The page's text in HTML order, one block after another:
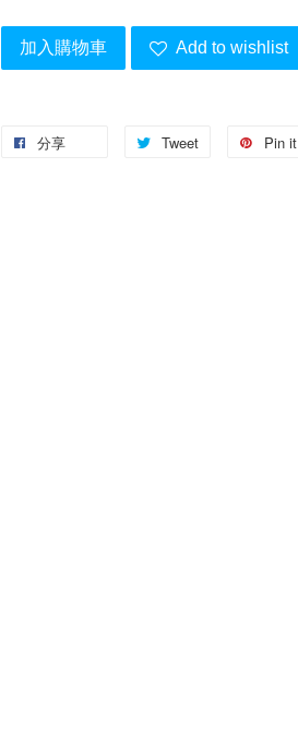
加入購物車 Add to wishlist
分享 Tweet Pin it